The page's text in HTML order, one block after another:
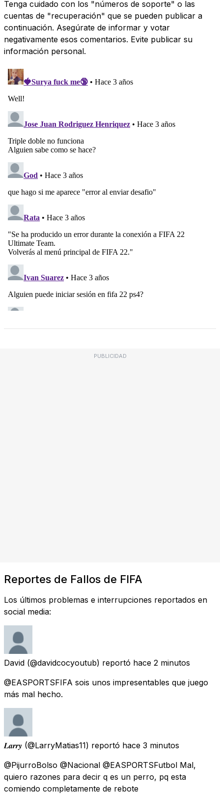
Tenga cuidado con los "números de soporte" o las
cuentas de "recuperación" que se pueden publicar a
continuación. Asegúrate de informar y votar
negativamente esos comentarios. Evite publicar su
información personal.
PUBLICIDAD
Reportes de Fallos de FIFA
Los últimos problemas e interrupciones reportados en
social media:
David (@davidcocyoutub) reportó hace 2 minutos
@EASPORTSFIFA sois unos impresentables que juego
más mal hecho.
𝑳𝒂𝒓𝒓𝒚 (@LarryMatias11) reportó hace 3 minutos
@PijurroBolso @Nacional @EASPORTSFutbol Mal,
quiero razones para decir q es un perro, pq esta
comiendo completamente de rebote